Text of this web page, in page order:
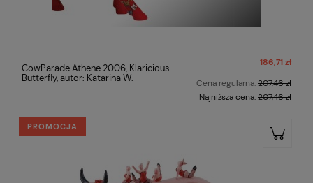
CowParade Athene 2006, Klaricious
Butterfly, autor: Katarina W.
186,71 zł
Cena regularna:207,46 zł
Najniższa cena:207,46 zł
PROMOCJA